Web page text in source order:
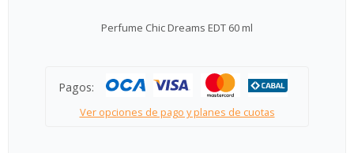
Perfume Chic Dreams EDT 60 ml
Pagos:
Ver opciones de pago y planes de cuotas